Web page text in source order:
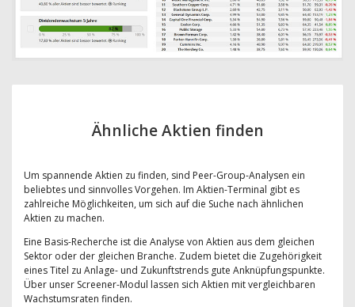
Ähnliche Aktien finden
Um spannende Aktien zu finden, sind Peer-Group-Analysen ein
beliebtes und sinnvolles Vorgehen. Im Aktien-Terminal gibt es
zahlreiche Möglichkeiten, um sich auf die Suche nach ähnlichen
Aktien zu machen.
Eine Basis-Recherche ist die Analyse von Aktien aus dem gleichen
Sektor oder der gleichen Branche. Zudem bietet die Zugehörigkeit
eines Titel zu Anlage- und Zukunftstrends gute Anknüpfungspunkte.
Über unser Screener-Modul lassen sich Aktien mit vergleichbaren
Wachstumsraten finden.